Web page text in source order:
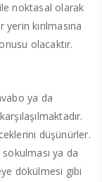
noktasal olarak
kırılmasına
olacaktır.
ya da
düşünürler.
ya da
dökülmesi gibi